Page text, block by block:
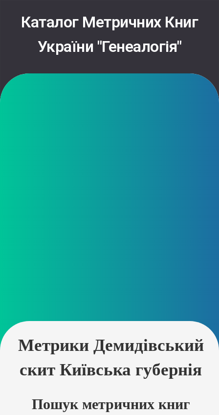
Каталог Метричних Книг
України "Генеалогія"
Метрики Демидівський
скит Київська губернія
Пошук метричних книг